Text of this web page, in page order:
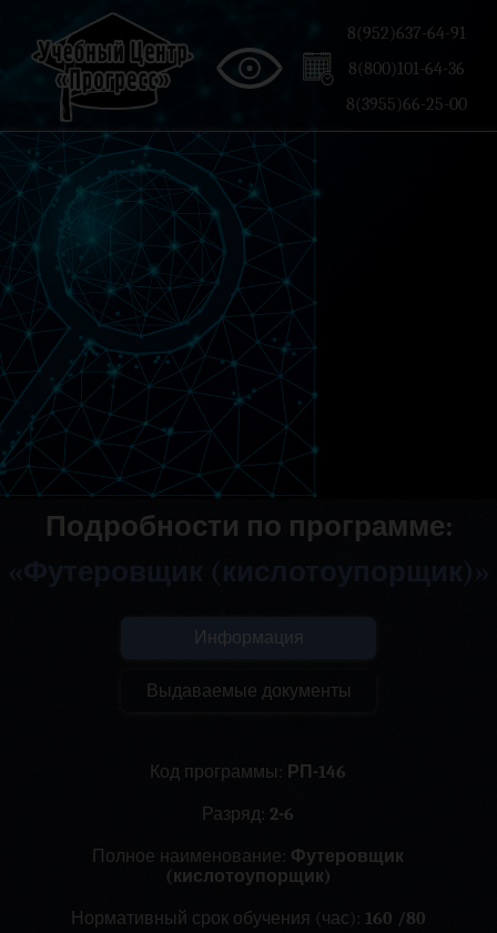
8(952)637-64-91
8(800)101-64-36
8(3955)66-25-00
Подробности по программе:
«Футеровщик (кислотоупорщик)»
Информация
Выдаваемые документы
Код программы: РП-146
Разряд: 2-6
Полное наименование: Футеровщик
(кислотоупорщик)
Нормативный срок обучения (час): 160 /80